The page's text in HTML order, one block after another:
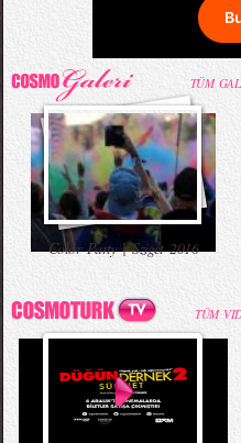
TÜM
Color Party | Sziget 2016
TÜM